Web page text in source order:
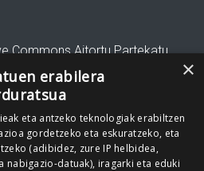
Commons Aitortu Partekatu
garatua
×
erabilera
eta antzeko teknologiak erabiltzen
gordetzeko eta eskuratzeko, eta
(adibidez, zure IP helbidea,
nabigazio-datuak), iragarki eta eduki